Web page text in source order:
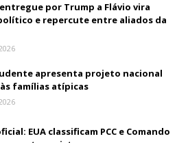
por Trump a Flávio vira
e repercute entre aliados da
apresenta projeto nacional
famílias atípicas
EUA classificam PCC e Comando